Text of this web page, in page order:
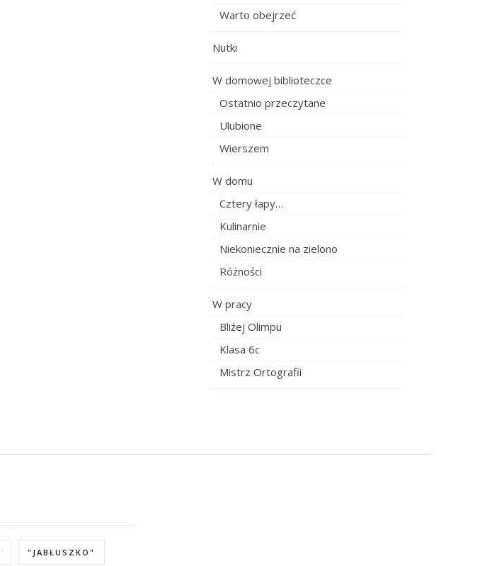
Warto obejrzeć
Nutki
W domowej biblioteczce
Ostatnio przeczytane
Ulubione
Wierszem
W domu
Cztery łapy…
Kulinarnie
Niekoniecznie na zielono
Różności
W pracy
Bliżej Olimpu
Klasa 6c
Mistrz Ortografii
"JABŁUSZKO"